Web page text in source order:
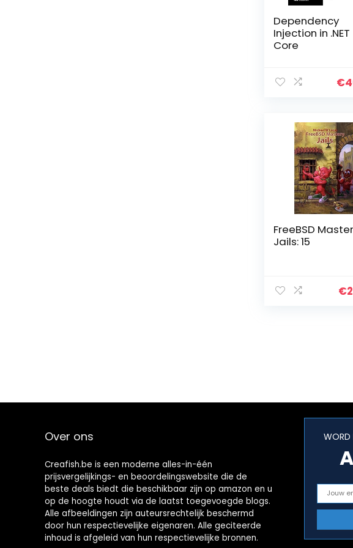
Dependency
Injection in .NET
Core
€
FreeBSD
Jails: 15
€
Over ons
Creafish.be is een moderne alles-in-één
prijsvergelijkings- en beoordelingswebsite die de
beste deals biedt die beschikbaar zijn op amazon en u
op de hoogte houdt via de laatst toegevoegde blogs.
Alle afbeeldingen zijn auteursrechtelijk beschermd
door hun respectievelijke eigenaren. Alle geciteerde
inhoud is afgeleid van hun respectievelijke bronnen.
WORD